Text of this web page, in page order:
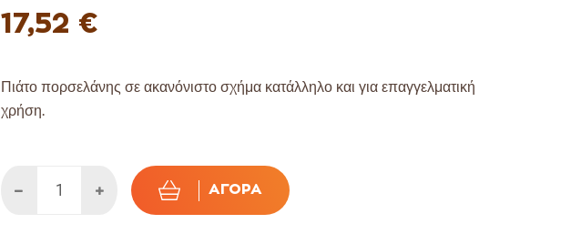
17,52 €
Πιάτο πορσελάνης σε ακανόνιστο σχήμα κατάλληλο και για επαγγελματική
χρήση.
ΑΓΟΡΆ